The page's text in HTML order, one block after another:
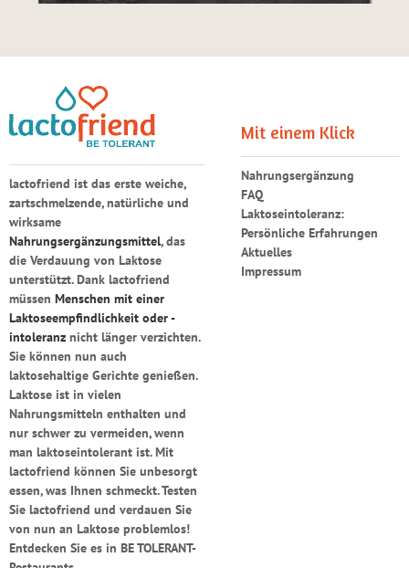
lactofriend ist das erste weiche,
zartschmelzende, natürliche und
wirksame
Nahrungsergänzungsmittel, das
die Verdauung von Laktose
unterstützt.Dank lactofriend
müssen Menschen mit einer
Laktoseempfindlichkeit oder -
intoleranz nicht länger verzichten.
Sie können nun auch
laktosehaltige Gerichte genießen.
Laktose ist in vielen
Nahrungsmitteln enthalten und
nur schwer zu vermeiden, wenn
man laktoseintolerant ist.Mit
lactofriend können Sie unbesorgt
essen, was Ihnen schmeckt. Testen
Sie lactofriend und verdauen Sie
von nun an Laktose problemlos!
Entdecken Sie es in BE TOLERANT-
Mit einem Klick
Nahrungsergänzung
FAQ
Laktoseintoleranz:
Persönliche Erfahrungen
Aktuelles
Impressum